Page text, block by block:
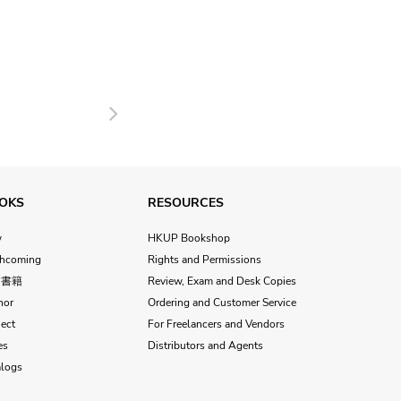
Next
籍
RESOURCES
HKUP Bookshop
Rights and Permissions
Review, Exam and Desk Copies
Ordering and Customer Service
For Freelancers and Vendors
Distributors and Agents